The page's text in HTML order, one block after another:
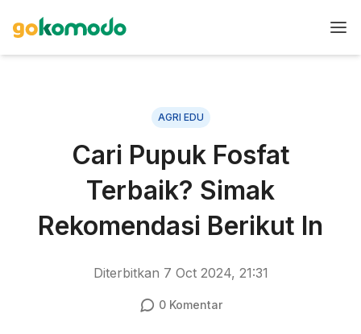
AGRI EDU
Cari Pupuk Fosfat
Terbaik? Simak
Rekomendasi Berikut In
Diterbitkan 7 Oct 2024, 21:31
0Komentar